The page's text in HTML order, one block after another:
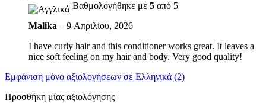
Βαθμολογήθηκε με 5 από 5
Malika – 9 Απριλίου, 2026
I have curly hair and this conditioner works great. It leaves a
nice soft feeling on my hair and body. Very good quality!
Εμφάνιση μόνο αξιολογήσεων σε Ελληνικά (2)
Προσθήκη μίας αξιολόγησης